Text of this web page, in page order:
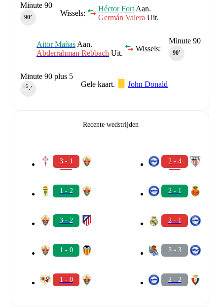
Wissels:
Héctor Fort Aan.
Germán Valera Uit.
Minute 90
90‎’‎
Minute 90
90‎’‎
Wissels:
Aitor Mañas Aan.
Abderrahman Rebbach Uit.
Gele kaart. John Donald
Minute 90 plus 5
90‎’‎
+5
Recente wedstrijden
3 - 1
1 - 2
3 - 2
1 - 0
1 - 0
2 - 4
2 - 1
2 - 1
3 - 3
2 - 2